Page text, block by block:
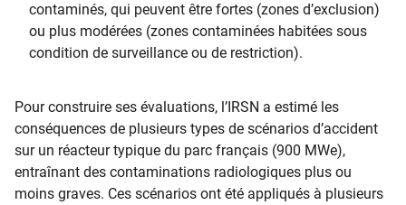
contaminés, qui peuvent être fortes (zones d’exclusion)
ou plus modérées (zones contaminées habitées sous
condition de surveillance ou de restriction).
Pour construire ses évaluations, l’IRSN a estimé les
conséquences de plusieurs types de scénarios d’accident
sur un réacteur typique du parc français (900 MWe),
entraînant des contaminations radiologiques plus ou
moins graves. Ces scénarios ont été appliqués à plusieurs